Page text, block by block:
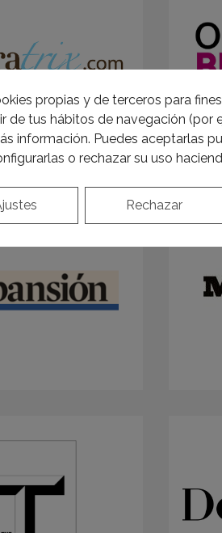
propias y de terceros para
de tus hábitos de navegación (por
información. Puedes aceptarlas
o rechazar su uso
Rechazar